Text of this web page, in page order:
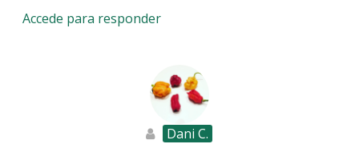
Accede para responder
Dani C.